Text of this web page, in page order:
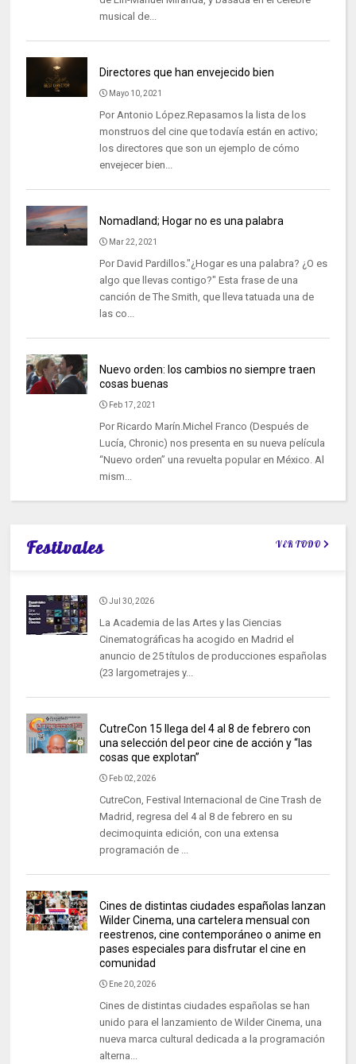
musical de...
Directores que han envejecido bien
Mayo 10, 2021
Por Antonio López.Repasamos la lista de los
monstruos del cine que todavía están en activo;
los directores que son un ejemplo de cómo
envejecer bien...
Nomadland; Hogar no es una palabra
Mar 22, 2021
Por David Pardillos."¿Hogar es una palabra? ¿O es
algo que llevas contigo?" Esta frase de una
canción de The Smith, que lleva tatuada una de
las co...
Nuevo orden: los cambios no siempre traen
cosas buenas
Feb 17, 2021
Por Ricardo Marín.Michel Franco (Después de
Lucía, Chronic) nos presenta en su nueva película
“Nuevo orden” una revuelta popular en México. Al
mism...
Festivales VER TODO
Jul 30, 2026
La Academia de las Artes y las Ciencias
Cinematográficas ha acogido en Madrid el
anuncio de 25 títulos de producciones españolas
(23 largometrajes y...
CutreCon 15 llega del 4 al 8 de febrero con
una selección del peor cine de acción y “las
cosas que explotan”
Feb 02, 2026
CutreCon, Festival Internacional de Cine Trash de
Madrid, regresa del 4 al 8 de febrero en su
decimoquinta edición, con una extensa
programación de ...
Cines de distintas ciudades españolas lanzan
Wilder Cinema, una cartelera mensual con
reestrenos, cine contemporáneo o anime en
pases especiales para disfrutar el cine en
comunidad
Ene 20, 2026
Cines de distintas ciudades españolas se han
unido para el lanzamiento de Wilder Cinema, una
nueva marca cultural dedicada a la programación
alterna...